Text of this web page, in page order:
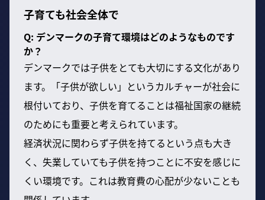
子育ても社会全体で
Q: デンマークの子育て環境はどのようなものです
か？
デンマークでは子供をとても大切にする文化があり
ます。「子供が欲しい」というカルチャーが社会に
根付いており、子供を育てることは福祉国家の継続
のためにも重要と考えられています。
経済状況に関わらず子供を持てるという点も大き
く、失業していても子供を持つことに不安を感じに
くい環境です。これは教育費の心配が少ないことも